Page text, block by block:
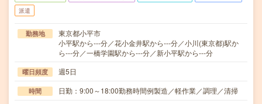
派遣
勤務地
東京都小平市
小平駅から---分／花小金井駅から---分／小川(東京都)駅か
ら---分／一橋学園駅から---分／新小平駅から---分
曜日頻度 週5日
時間 日勤：9:00～18:00勤務時間例製造／軽作業／調理／清掃